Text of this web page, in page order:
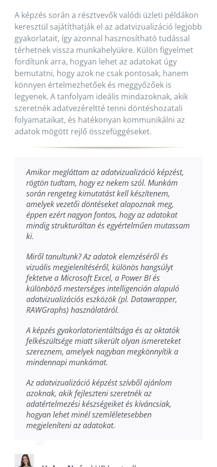
A képzés során a résztvevők valódi üzleti példákon
keresztül sajátíthatják el az adatvizualizáció legjobb
gyakorlatait, így azonnal hasznosítható tudással
térhetnek vissza munkahelyükre. Külön figyelmet
fordítunk arra, hogyan lehet az adatokat úgy
bemutatni, hogy azok ne csak pontosak, hanem
könnyen értelmezhetőek és meggyőzőek is
legyenek. A tanfolyam ideális mindazoknak, akik
szeretnék adatvezéreltté tenni döntéshozatali
folyamataikat, és hatékonyan kommunikálni az
adatok mögött rejlő összefüggéseket.
Amikor megláttam az adatvizualizáció képzést,
rögtön tudtam, hogy ez nekem szól. Munkám
során rengeteg kimutatást kell készítenem,
amelyek vezetői döntéseket alapoznak meg,
éppen ezért nagyon fontos, hogy az adatokat
mindig strukturáltan és egyértelműen mutassam
ki.
Miről tanultunk? Az adatok elemzéséről és
vizuális megjelenítéséről, különös hangsúlyt
fektetve a Microsoft Excel, a Power BI és
különböző mesterséges intelligencián alapuló
adatvizualizációs eszközök (pl. Datawrapper,
RAWGraphs) használatáról.
A képzés gyakorlatorientáltsága és az oktatók
felkészültsége miatt sikerült olyan ismereteket
szereznem, amelyek nagyban megkönnyítik a
mindennapi munkámat.
Az adatvizualizáció képzést szívből ajánlom
azoknak, akik fejleszteni szeretnék az
adatértelmezési készségeiket és kíváncsiak,
hogyan lehet minél szemléletesebben
megjeleníteni az adatokat.